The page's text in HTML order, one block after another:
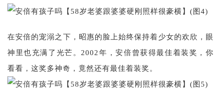
在安倍的宠溺之下，昭惠的脸上始终保持着少女的欢欣，眼
神里也充满了光芒。2002年，安倍曾获得最佳着装奖，你
看看，这奖多神奇，竟然还有最佳着装奖。